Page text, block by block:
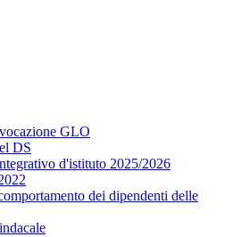
GLO
DS
d'istituto 2025/2026
dei dipendenti delle